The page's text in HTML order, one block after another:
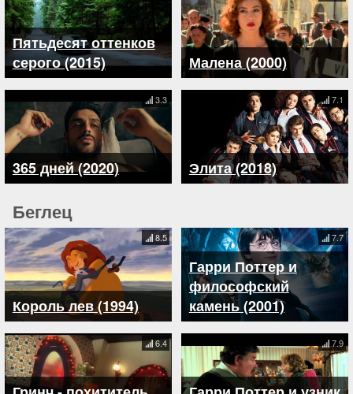
Пятьдесят оттенков
серого (2015)
Малена (2000)
365 дней (2020)
3.3
Элита (2018)
7.1
Беглец
Король лев (1994)
8.5
Гарри Поттер и
философский
камень (2001)
7.7
6.4 7.9